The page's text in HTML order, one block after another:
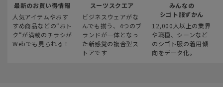
最新のお買い得情報
人気アイテムやおす
すめ商品などの“おト
ク“が満載のチラシが
Webでも見られる！
スーツスクエア
ビジネスウェアがな
んでも揃う、4つのブ
ランドが一体となっ
た新感覚の複合型ス
トアです
みんなの
シゴト服ずかん
12,000人以上の業界
や職種、シーンなど
のシゴト服の着用傾
向をデータ化。